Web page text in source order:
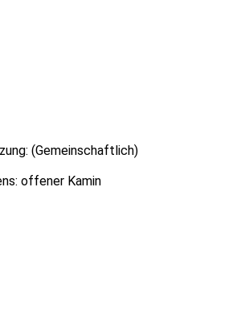
(Gemeinschaftlich)
offener Kamin